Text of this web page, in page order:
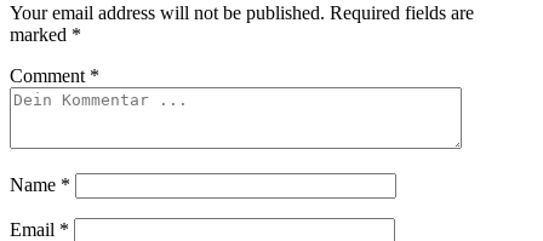
Your email address will not be published. Required fields are
marked *
Comment *
Name *
Email *